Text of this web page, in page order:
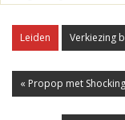
Leiden Verkiezing
« Propop met